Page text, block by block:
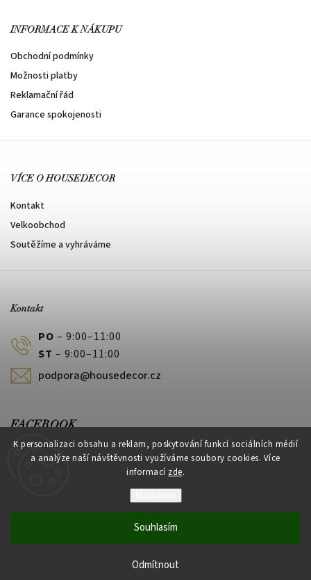
K personalizaci obsahu a reklam, poskytování funkcí sociálních médií
a analýze naší návštěvnosti využíváme soubory cookies. Více
informací zde.
Odmítnout
Souhlasím
INFORMACE K NÁKUPU
Obchodní podmínky
Možnosti platby
Reklamační řád
Garance spokojenosti
VÍCE O HOUSEDECOR
Kontakt
Velkoobchod
Soutěžíme a vyhráváme
Kontakt
PO – 9:00–11:00
ST – 9:00–11:00
podpora@housedecor.cz
FACEBOOK
Vytvořil Shoptet